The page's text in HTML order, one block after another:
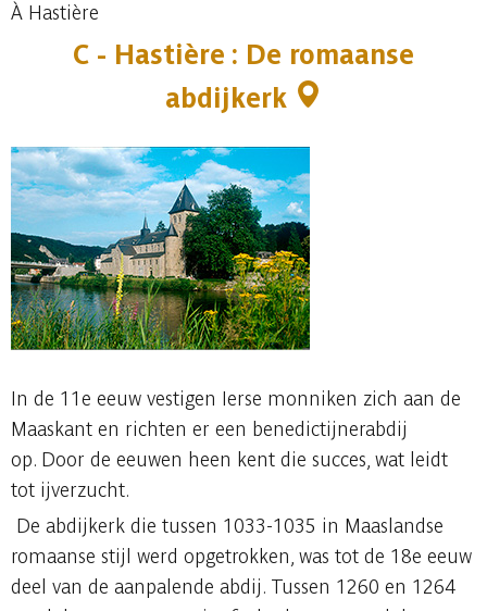
À Hastière
C - Hastière : De romaanse
abdijkerk
In de 11e eeuw vestigen Ierse monniken zich aan de
Maaskant en richten er een benedictijnerabdij
op. Door de eeuwen heen kent die succes, wat leidt
tot ijverzucht.
De abdijkerk die tussen 1033-1035 in Maaslandse
romaanse stijl werd opgetrokken, was tot de 18e eeuw
deel van de aanpalende abdij. Tussen 1260 en 1264